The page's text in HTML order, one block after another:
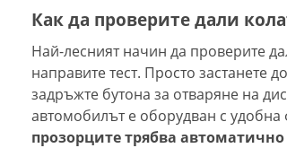
Как да проверите дали
Най-лесният начин да проверите
направите тест. Просто застанете
задръжте бутона за отваряне на
автомобилът е оборудван с
прозорците трябва автоматично